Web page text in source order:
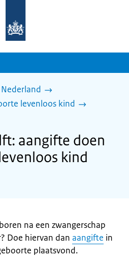
levenloos kind
aangifte doen
kind
na een zwangerschap
Doe hiervan dan aangifte in
plaatsvond.